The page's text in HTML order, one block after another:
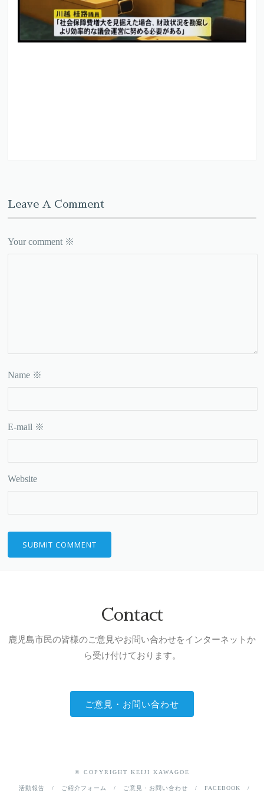
Leave A Comment
Your comment ※
Name ※
E-mail ※
Website
Contact
鹿児島市民の皆様のご意見やお問い合わせをインターネットか
ら受け付けております。
ご意見・お問い合わせ
© COPYRIGHT KEIJI KAWAGOE
活動報告 ご紹介フォーム ご意見・お問い合わせ FACEBOOK